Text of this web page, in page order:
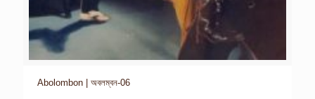
Abolombon | অবলম্বন-06